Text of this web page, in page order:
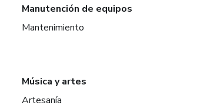
Manutención de equipos
Mantenimiento
Música y artes
Artesanía